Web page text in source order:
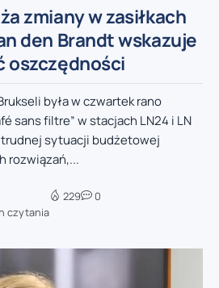
zmiany w zasiłkach
den Brandt wskazuje
oszczędności
była w czwartek rano
sans filtre” w stacjach LN24 i LN
trudnej sytuacji budżetowej
rozwiązań,...
czytania
229 0